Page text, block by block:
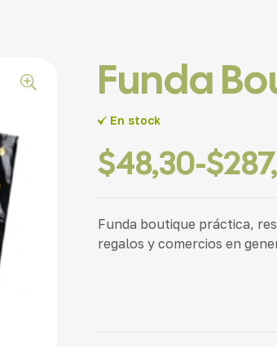
Funda
En stock
$48,30-$
Funda boutique práctica,
regalos y comercios en